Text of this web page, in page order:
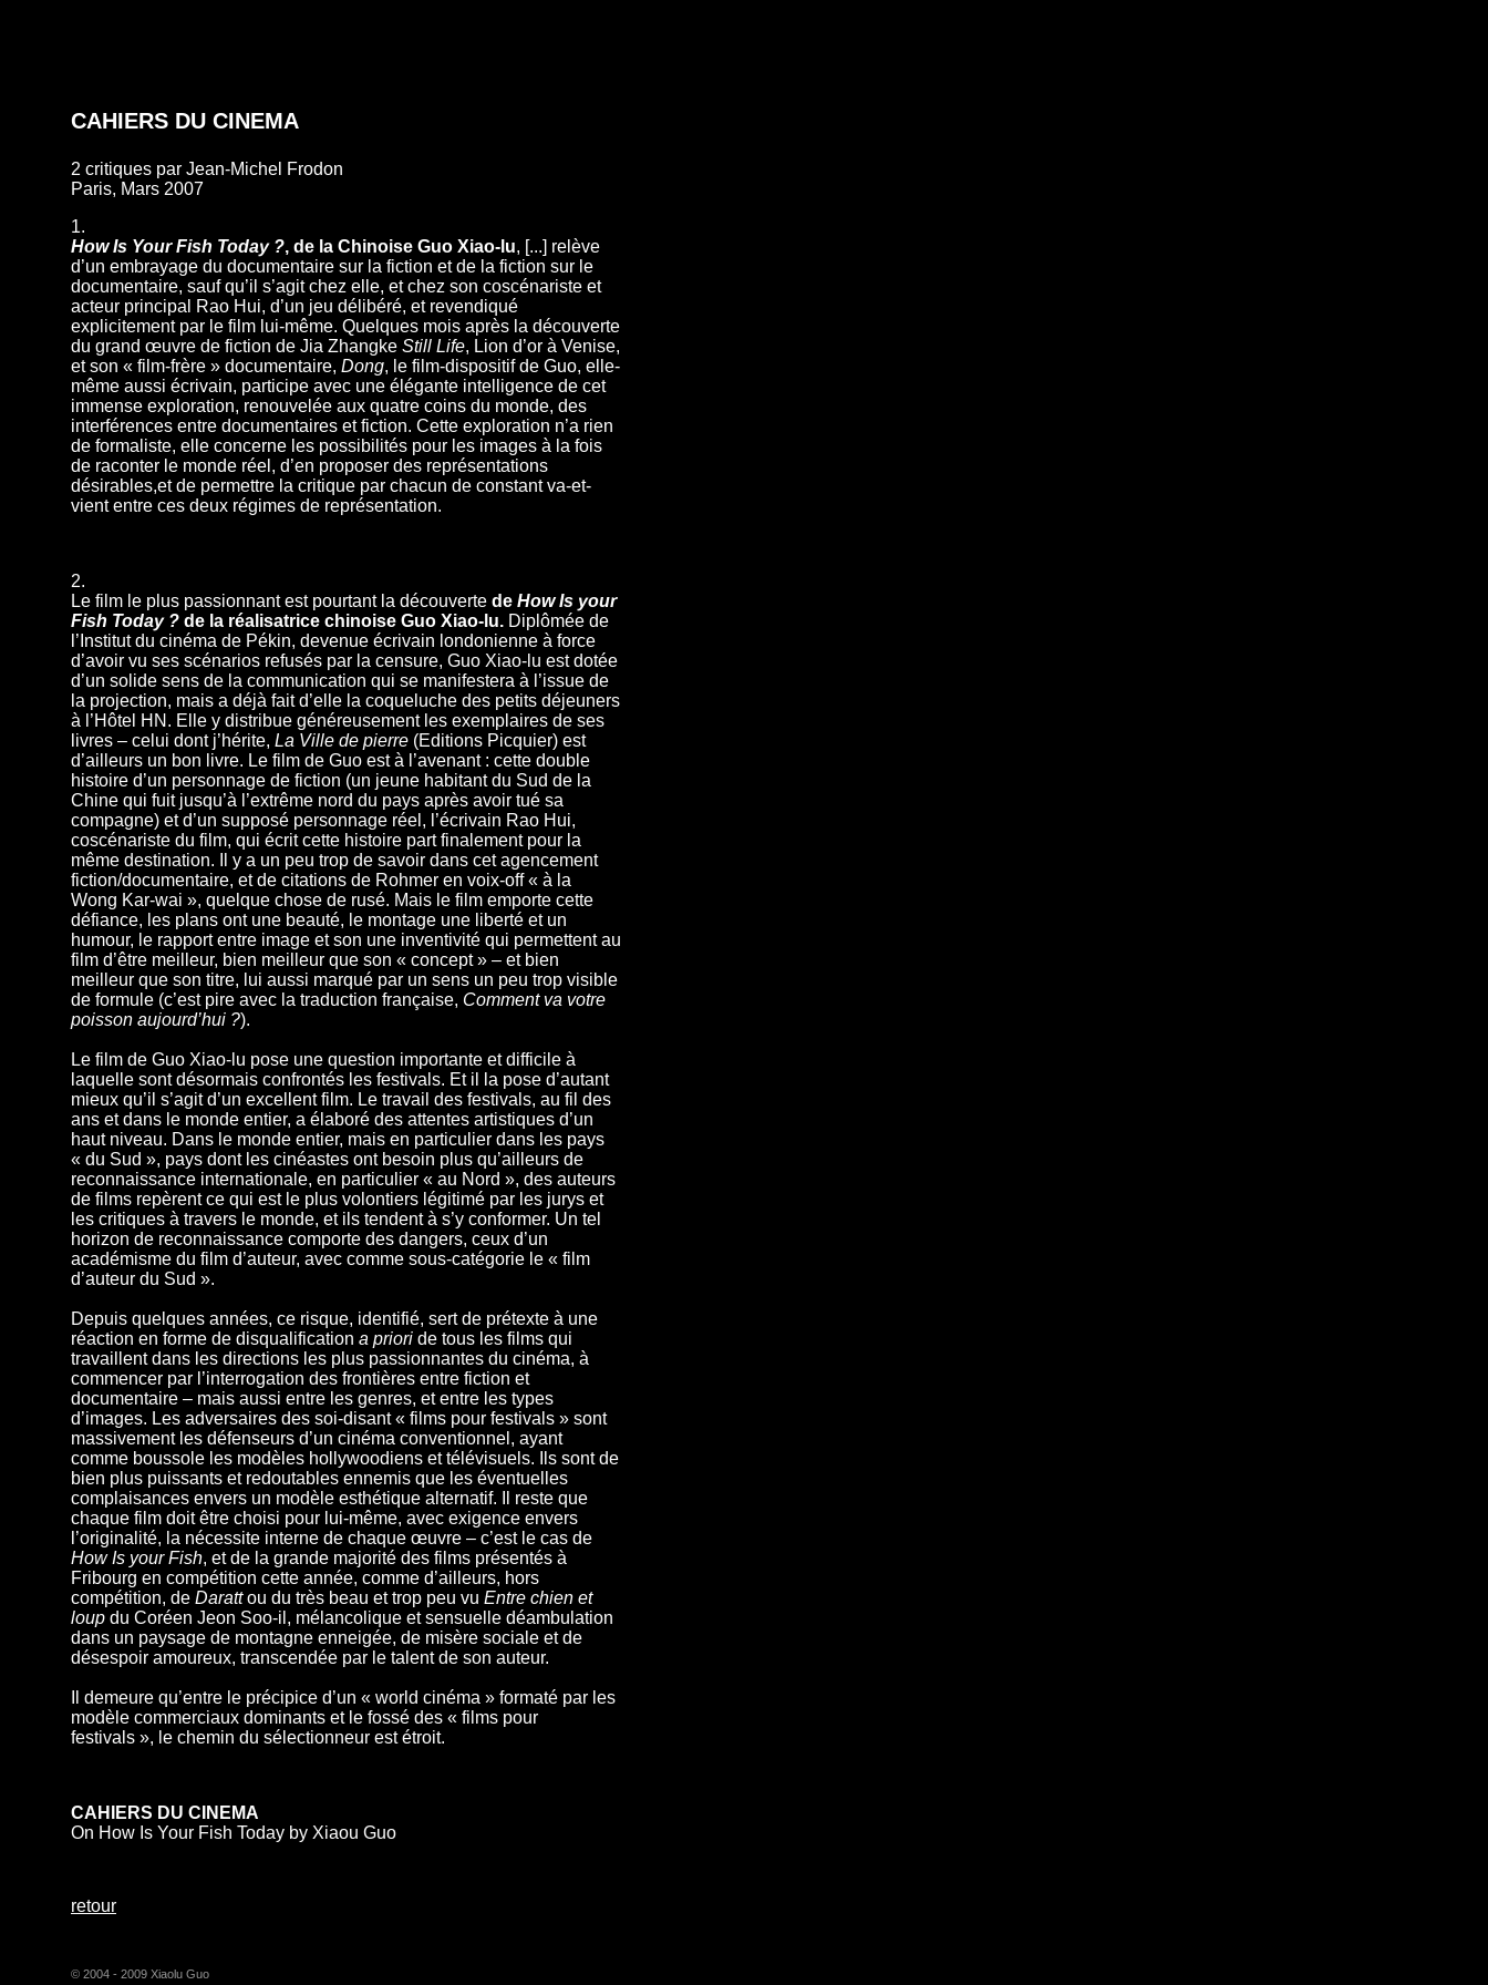
CAHIERS DU CINEMA
2 critiques par Jean-Michel Frodon
Paris, Mars 2007
1.
How Is Your Fish Today ?, de la Chinoise Guo Xiao-lu, [...] relève
d’un embrayage du documentaire sur la fiction et de la fiction sur le
documentaire, sauf qu’il s’agit chez elle, et chez son coscénariste et
acteur principal Rao Hui, d’un jeu délibéré, et revendiqué
explicitement par le film lui-même. Quelques mois après la découverte
du grand œuvre de fiction de Jia Zhangke Still Life, Lion d’or à Venise,
et son « film-frère » documentaire, Dong, le film-dispositif de Guo, elle-
même aussi écrivain, participe avec une élégante intelligence de cet
immense exploration, renouvelée aux quatre coins du monde, des
interférences entre documentaires et fiction. Cette exploration n’a rien
de formaliste, elle concerne les possibilités pour les images à la fois
de raconter le monde réel, d’en proposer des représentations
désirables,et de permettre la critique par chacun de constant va-et-
vient entre ces deux régimes de représentation.
2.
Le film le plus passionnant est pourtant la découverte de How Is your
Fish Today ? de la réalisatrice chinoise Guo Xiao-lu. Diplômée de
l’Institut du cinéma de Pékin, devenue écrivain londonienne à force
d’avoir vu ses scénarios refusés par la censure, Guo Xiao-lu est dotée
d’un solide sens de la communication qui se manifestera à l’issue de
la projection, mais a déjà fait d’elle la coqueluche des petits déjeuners
à l’Hôtel HN. Elle y distribue généreusement les exemplaires de ses
livres – celui dont j’hérite, La Ville de pierre (Editions Picquier) est
d’ailleurs un bon livre. Le film de Guo est à l’avenant : cette double
histoire d’un personnage de fiction (un jeune habitant du Sud de la
Chine qui fuit jusqu’à l’extrême nord du pays après avoir tué sa
compagne) et d’un supposé personnage réel, l’écrivain Rao Hui,
coscénariste du film, qui écrit cette histoire part finalement pour la
même destination. Il y a un peu trop de savoir dans cet agencement
fiction/documentaire, et de citations de Rohmer en voix-off « à la
Wong Kar-wai », quelque chose de rusé. Mais le film emporte cette
défiance, les plans ont une beauté, le montage une liberté et un
humour, le rapport entre image et son une inventivité qui permettent au
film d’être meilleur, bien meilleur que son « concept » – et bien
meilleur que son titre, lui aussi marqué par un sens un peu trop visible
de formule (c’est pire avec la traduction française, Comment va votre
poisson aujourd’hui ?).
Le film de Guo Xiao-lu pose une question importante et difficile à
laquelle sont désormais confrontés les festivals. Et il la pose d’autant
mieux qu’il s’agit d’un excellent film. Le travail des festivals, au fil des
ans et dans le monde entier, a élaboré des attentes artistiques d’un
haut niveau. Dans le monde entier, mais en particulier dans les pays
« du Sud », pays dont les cinéastes ont besoin plus qu’ailleurs de
reconnaissance internationale, en particulier « au Nord », des auteurs
de films repèrent ce qui est le plus volontiers légitimé par les jurys et
les critiques à travers le monde, et ils tendent à s’y conformer. Un tel
horizon de reconnaissance comporte des dangers, ceux d’un
académisme du film d’auteur, avec comme sous-catégorie le « film
d’auteur du Sud ».
Depuis quelques années, ce risque, identifié, sert de prétexte à une
réaction en forme de disqualification a priori de tous les films qui
travaillent dans les directions les plus passionnantes du cinéma, à
commencer par l’interrogation des frontières entre fiction et
documentaire – mais aussi entre les genres, et entre les types
d’images. Les adversaires des soi-disant « films pour festivals » sont
massivement les défenseurs d’un cinéma conventionnel, ayant
comme boussole les modèles hollywoodiens et télévisuels. Ils sont de
bien plus puissants et redoutables ennemis que les éventuelles
complaisances envers un modèle esthétique alternatif. Il reste que
chaque film doit être choisi pour lui-même, avec exigence envers
l’originalité, la nécessite interne de chaque œuvre – c’est le cas de
How Is your Fish, et de la grande majorité des films présentés à
Fribourg en compétition cette année, comme d’ailleurs, hors
compétition, de Darattou du très beau et trop peu vu Entre chien et
loup du Coréen Jeon Soo-il, mélancolique et sensuelle déambulation
dans un paysage de montagne enneigée, de misère sociale et de
désespoir amoureux, transcendée par le talent de son auteur.
Il demeure qu’entre le précipice d’un « world cinéma » formaté par les
modèle commerciaux dominants et le fossé des « films pour
festivals », le chemin du sélectionneur est étroit.
CAHIERS DU CINEMA
On How Is Your Fish Today by Xiaou Guo
retour
© 2004 - 2009 Xiaolu Guo